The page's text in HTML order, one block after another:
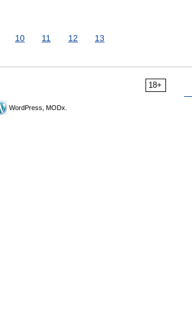
10 11 12 13
18+
WordPress, MODx.